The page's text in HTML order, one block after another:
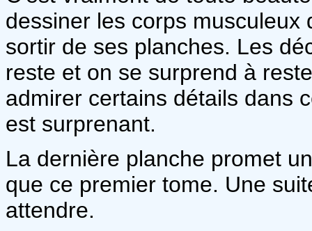
dessiner les corps
sortir de ses planches. Les
reste et on se surprend à
admirer certains détails dans
est surprenant.
La dernière planche promet
que ce premier tome. Une
attendre.